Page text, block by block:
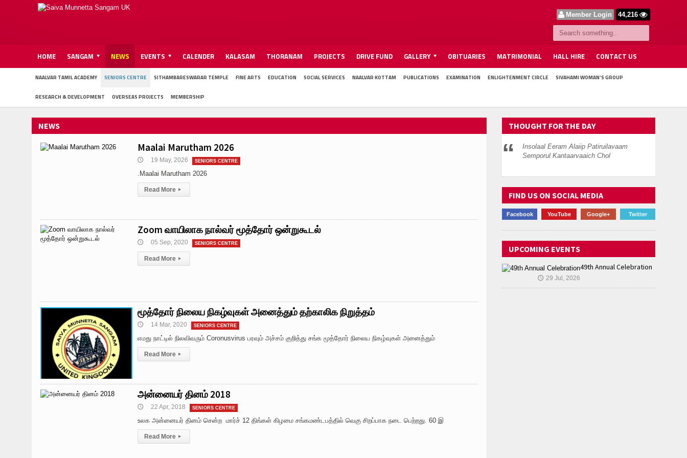
Member Login 44,216
HOME SANGAM NEWS EVENTS CALENDER KALASAM THORANAM PROJECTS DRIVE FUND GALLERY OBITUARIES MATRIMONIAL HALL HIRE CONTACT US
NAALVAR TAMIL ACADEMY SENIORS CENTRE SITHAMBARESWARAR TEMPLE FINE ARTS EDUCATION SOCIAL SERVICES NAALVAR KOTTAM PUBLICATIONS EXAMINATION ENLIGHTENMENT CIRCLE SIVAHAMI WOMAN'S GROUP
RESEARCH & DEVELOPMENT OVERSEAS PROJECTS MEMBERSHIP
NEWS
Maalai Marutham 2026
🕔 19 May, 2026 SENIORS CENTRE
.Maalai Marutham 2026
Read More ▸
Zoom வாயிலாக நால்வர் மூத்தோர் ஒன்றுகூடல்
🕔 05 Sep, 2020 SENIORS CENTRE
Read More ▸
மூத்தோர் நிலைய நிகழ்வுகள் அனைத்தும் தற்காலிக நிறுத்தம்
🕔 14 Mar, 2020 SENIORS CENTRE
எமது நாட்டில் நிலவிவரும் Coronusvirus பரவும் அச்சம் குறித்து சங்க மூத்தோர் நிலைய நிகழ்வுகள் அனைத்தும்
Read More ▸
அன்னையர் தினம் 2018
🕔 22 Apr, 2018 SENIORS CENTRE
உலக அன்னையர் தினம் சென்ற மார்ச் 12 திங்கள் கிழமை சங்கமண்டபத்தில் வெகு சிறப்பாக நடை பெற்றது. 60 இ
Read More ▸
THOUGHT FOR THE DAY
Insolaal Eeram Alaiip Patiruilavaam
Semporul Kantaarvaaich Chol
FIND US ON SOCIAL MEDIA
Facebook YouTube Google+ Twitter
UPCOMING EVENTS
49th Annual Celebration
🕔 29 Jul, 2026